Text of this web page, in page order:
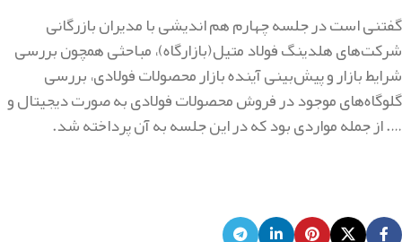
گفتنی است در جلسه چهارم هم اندیشی با مدیران بازرگانی
شرکت‌های هلدینگ فولاد متیل(بازارگاه)، مباحثی همچون بررسی
شرایط بازار و پیش‌بینی آینده بازار محصولات فولادی، بررسی
گلوگاه‌های موجود در فروش محصولات فولادی به صورت دیجیتال و
…. از جمله مواردی بود که در این جلسه به آن پرداخته شد.